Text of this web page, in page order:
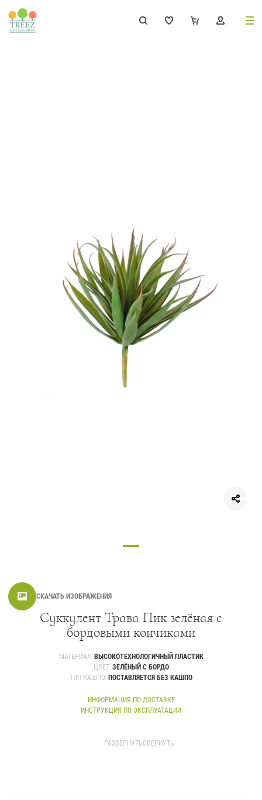
Дизайнерские композиции 17
Товары с 3D-моделями 499
Готовые решения от Treez 146
Алфавитный указатель
Статьи
Идеи
СМИ о нас
СКАЧАТЬ ИЗОБРАЖЕНИЯ
Суккулент Трава Пик зелёная с
бордовыми кончиками
МАТЕРИАЛ
ВЫСОКОТЕХНОЛОГИЧНЫЙ ПЛАСТИК
ЦВЕТ ЗЕЛЁНЫЙ С БОРДО
ТИП КАШПО ПОСТАВЛЯЕТСЯ БЕЗ КАШПО
ИНФОРМАЦИЯ ПО ДОСТАВКЕ
ИНСТРУКЦИЯ ПО ЭКСПЛУАТАЦИИ
Высота ножки дополнительно - 8 см.
РАЗВЕРНУТЬСВЕРНУТЬ